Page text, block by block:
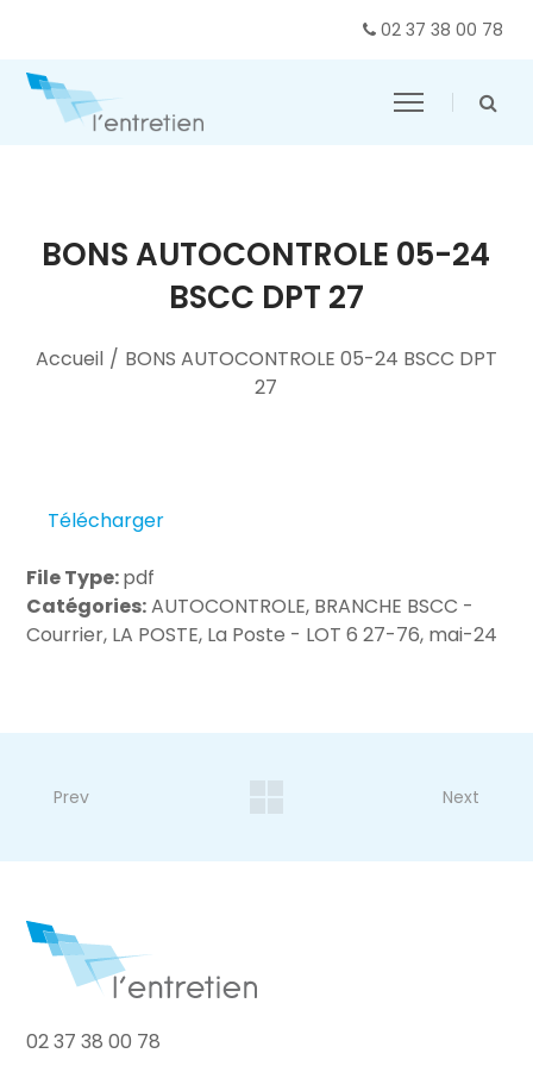
02 37 38 00 78
BONS AUTOCONTROLE 05-24
BSCC DPT 27
Accueil / BONS AUTOCONTROLE 05-24 BSCC DPT
27
Télécharger
File Type:pdf
Catégories:AUTOCONTROLE, BRANCHE BSCC -
Courrier, LA POSTE, La Poste - LOT 6 27-76, mai-24
Prev Next
02 37 38 00 78